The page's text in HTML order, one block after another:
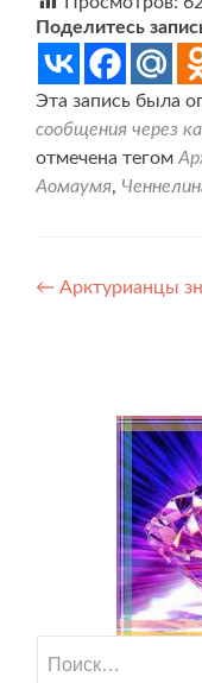
Поделитесь
Эта запись была
сообщения через
отмечена тегом
Аомаумя,
← Арктурианцы